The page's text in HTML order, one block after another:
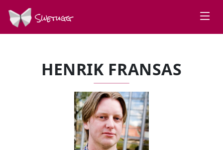
Swetugg
HENRIK FRANSAS